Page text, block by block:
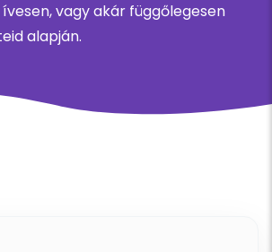
vagy akár függőlegesen
alapján.